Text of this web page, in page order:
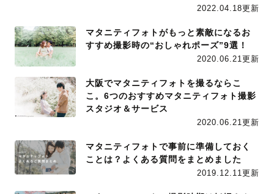
2022.04.18更新
マタニティフォトがもっと素敵になるお
すすめ撮影時の“おしゃれポーズ”9選！
2020.06.21更新
大阪でマタニティフォトを撮るならこ
こ。6つのおすすめマタニティフォト撮影
スタジオ＆サービス
2020.06.21更新
マタニティフォトで事前に準備しておく
ことは？よくある質問をまとめました
2019.12.11更新